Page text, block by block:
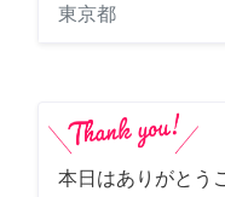
東京都
本日はありがとう